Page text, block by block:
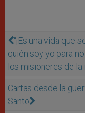
“¡Es una vida que
quién soy yo para
los misioneros de
Cartas desde la
Santo